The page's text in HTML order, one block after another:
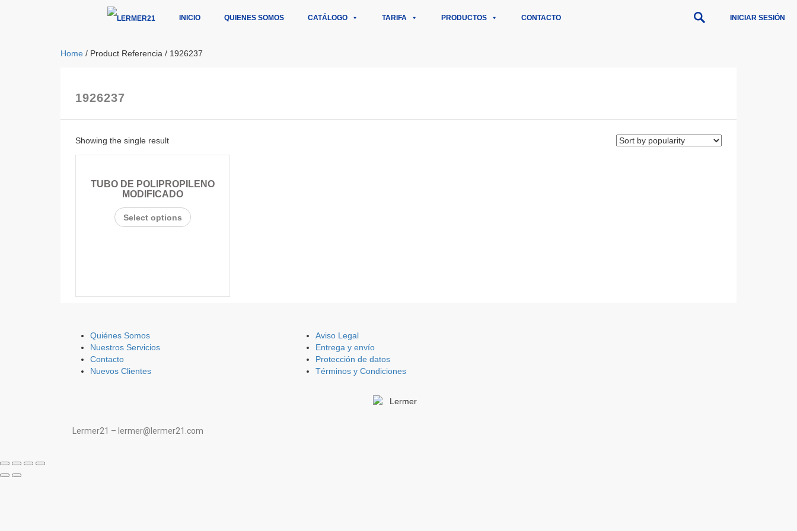
INICIO QUIENES SOMOS CATÁLOGO TARIFA PRODUCTOS CONTACTO INICIAR SESIÓN
Home / Product Referencia / 1926237
1926237
Showing the single result
TUBO DE POLIPROPILENO
MODIFICADO
Select options
Quiénes Somos
Nuestros Servicios
Contacto
Nuevos Clientes
Aviso Legal
Entrega y envío
Protección de datos
Términos y Condiciones
Lermer21 – lermer@lermer21.com